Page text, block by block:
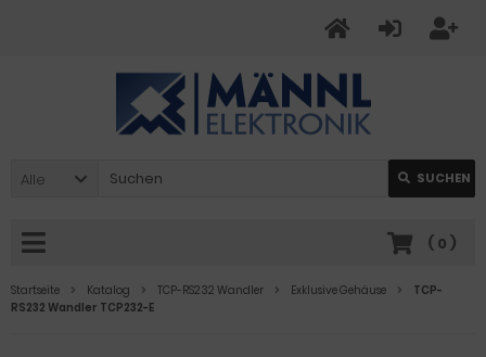
Alle SUCHEN
( 0 )
Startseite Katalog TCP-RS232 Wandler Exklusive Gehäuse
TCP-
RS232 Wandler TCP232-E